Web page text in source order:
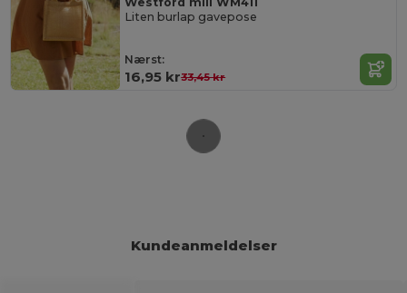
Liten burlap gavepose
Nærst:
16,95 kr33,45 kr
Kundeanmeldelser